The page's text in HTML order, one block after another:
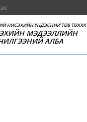
НИСЭХИЙН ҮНДЭСНИЙ ТӨВ ТӨХХК
МЭДЭЭЛЛИЙН
АЛБА